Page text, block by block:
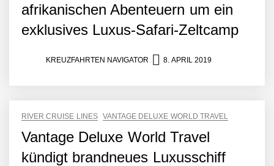
afrikanischen Abenteuern um ein
exklusives Luxus-Safari-Zeltcamp
KREUZFAHRTEN NAVIGATOR 8. APRIL 2019
RIVER CRUISE LINES VANTAGE DELUXE WORLD TRAVEL
Vantage Deluxe World Travel
kündigt brandneues Luxusschiff